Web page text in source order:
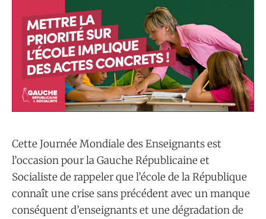
Cette Journée Mondiale des Enseignants est
l’occasion pour la Gauche Républicaine et
Socialiste de rappeler que l’école de la République
connaît une crise sans précédent avec un manque
conséquent d’enseignants et une dégradation de